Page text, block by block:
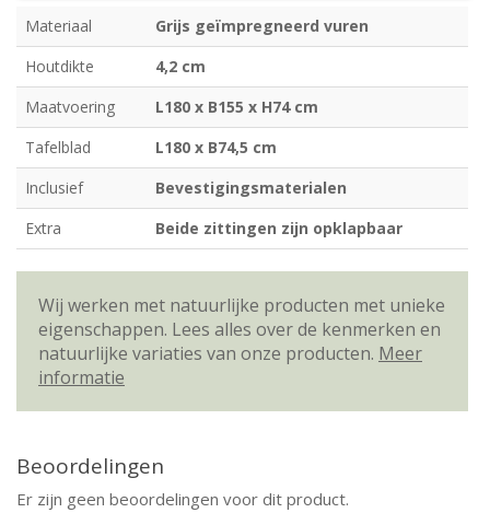
Materiaal
Grijs geïmpregneerd vuren
Houtdikte
4,2 cm
Maatvoering
L180 x B155 x H74 cm
Tafelblad
L180 x B74,5 cm
Inclusief
Bevestigingsmaterialen
Extra
Beide zittingen zijn opklapbaar
Wij werken met natuurlijke producten met unieke
eigenschappen. Lees alles over de kenmerken en
natuurlijke variaties van onze producten. Meer
informatie
Beoordelingen
Er zijn geen beoordelingen voor dit product.